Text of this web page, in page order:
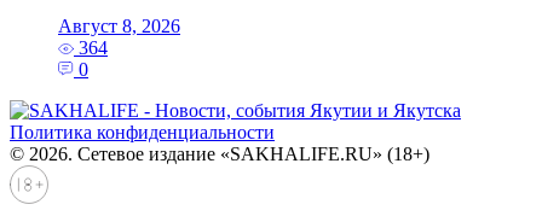
Август 8, 2026
364
0
Политика конфиденциальности
© 2026. Сетевое издание «SAKHALIFE.RU» (18+)